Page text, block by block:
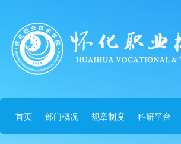
首页 部门概况 规章制度 科研平台